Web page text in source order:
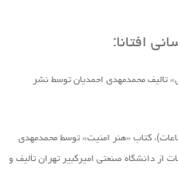
افتانا:
امنیت سایبری» تالیف محمدمهدی احمدیان توسط نشر
کتاب «هنر امنیت» توسط محمدمهدی
از دانشگاه صنعتی امیرکبیر تهران تألیف و